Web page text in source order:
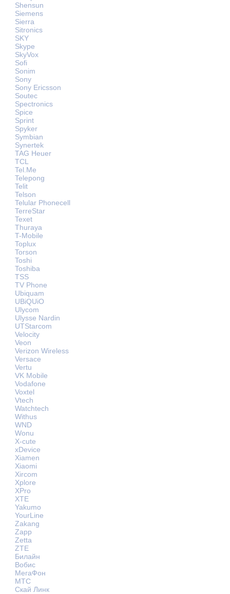
Shensun
Siemens
Sierra
Sitronics
SKY
Skype
SkyVox
Sofi
Sonim
Sony
Sony Ericsson
Soutec
Spectronics
Spice
Sprint
Spyker
Symbian
Synertek
TAG Heuer
TCL
Tel.Me
Telepong
Telit
Telson
Telular Phonecell
TerreStar
Texet
Thuraya
T-Mobile
Toplux
Torson
Toshi
Toshiba
TSS
TV Phone
Ubiquam
UBiQUiO
Ulycom
Ulysse Nardin
UTStarcom
Velocity
Veon
Verizon Wireless
Versace
Vertu
VK Mobile
Vodafone
Voxtel
Vtech
Watchtech
Withus
WND
Wonu
X-cute
xDevice
Xiamen
Xiaomi
Xircom
Xplore
XPro
XTE
Yakumo
YourLine
Zakang
Zapp
Zetta
ZTE
Билайн
Вобис
МегаФон
МТС
Скай Линк